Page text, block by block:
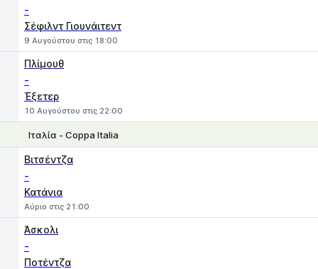
-
Σέφιλντ Γιουνάιτεντ
9 Αυγούστου στις 18:00
Πλίμουθ
-
Έξετερ
10 Αυγούστου στις 22:00
Ιταλία - Coppa Italia
Βιτσέντζα
-
Κατάνια
Αύριο στις 21:00
Άσκολι
-
Ποτέντζα